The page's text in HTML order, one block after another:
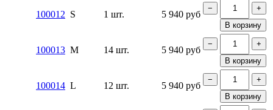
100012 S 1 шт. 5 940 руб
−
+
В корзину
100013 M 14 шт. 5 940 руб
−
+
В корзину
100014 L 12 шт. 5 940 руб
−
+
В корзину